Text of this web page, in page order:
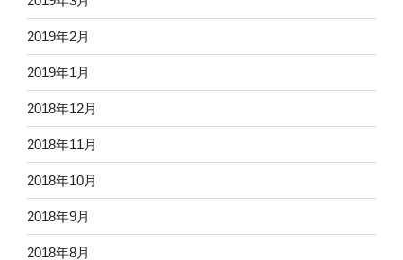
2019年2月
2019年1月
2018年12月
2018年11月
2018年10月
2018年9月
2018年8月